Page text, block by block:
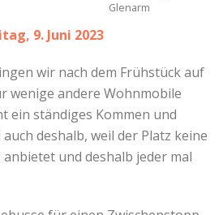
Glenarm
9. Juni 2023
wir nach dem Frühstück auf
wenige andere Wohnmobile
ein ständiges Kommen und
deshalb, weil der Platz keine
und deshalb jeder mal